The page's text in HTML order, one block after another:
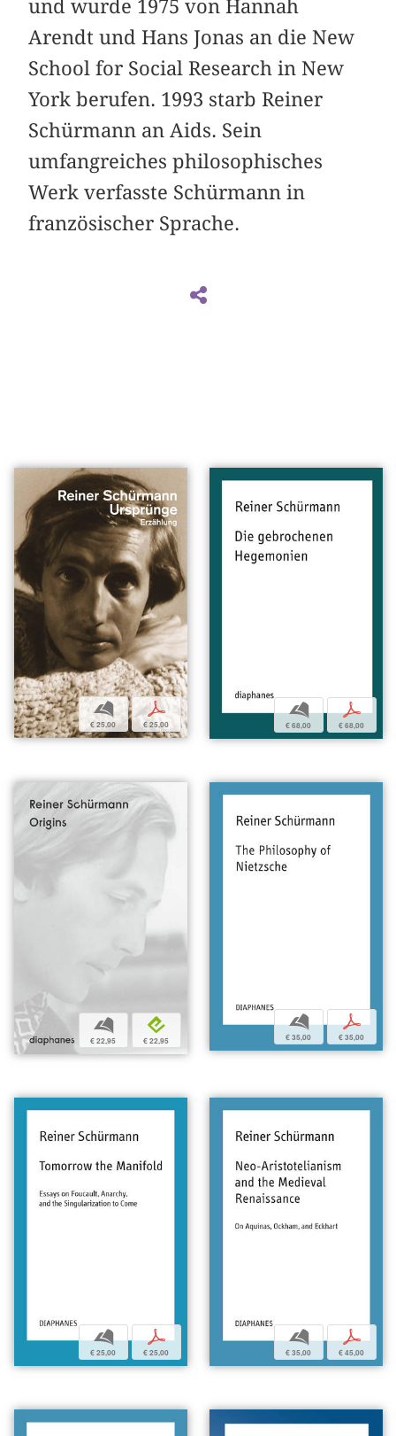
und wurde 1975 von Hannah
Arendt und Hans Jonas an die New
School for Social Research in New
York berufen. 1993 starb Reiner
Schürmann an Aids. Sein
umfangreiches philosophisches
Werk verfasste Schürmann in
französischer Sprache.
b
€ 25,00
p
€ 25,00
b
€ 68,00
p
€ 68,00
b
€ 22,95
e
€ 22,95
b
€ 35,00
p
€ 35,00
b
€ 25,00
p
€ 25,00
b
€ 35,00
p
€ 45,00